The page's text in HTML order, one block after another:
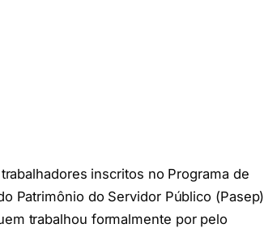
inscritos no Programa de
Patrimônio do Servidor Público (Pasep)
trabalhou formalmente por pelo